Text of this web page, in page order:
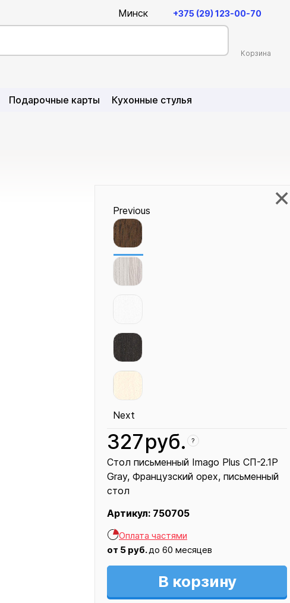
Минск +375 (29) 123-00-70
9:00-21:00
Корзина
Подарочные карты Кухонные стулья
Previous
Next
327руб. ?
Стол письменный Imago Plus СП-2.1P
Gray Французский орех письменный
стол
Артикул: 750705
Кресло
Оплата частями
от 5 руб.до 60 месяцев
В корзину
×